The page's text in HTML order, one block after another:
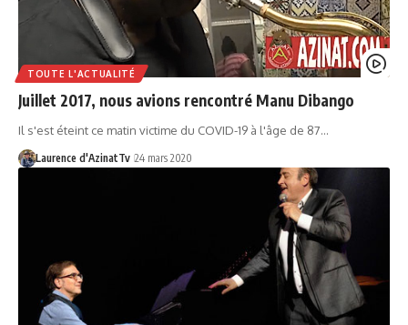
TOUTE L'ACTUALITÉ
Juillet 2017, nous avions rencontré Manu Dibango
Il s'est éteint ce matin victime du COVID-19 à l'âge de 87…
Laurence d'AzinatTv 24 mars 2020